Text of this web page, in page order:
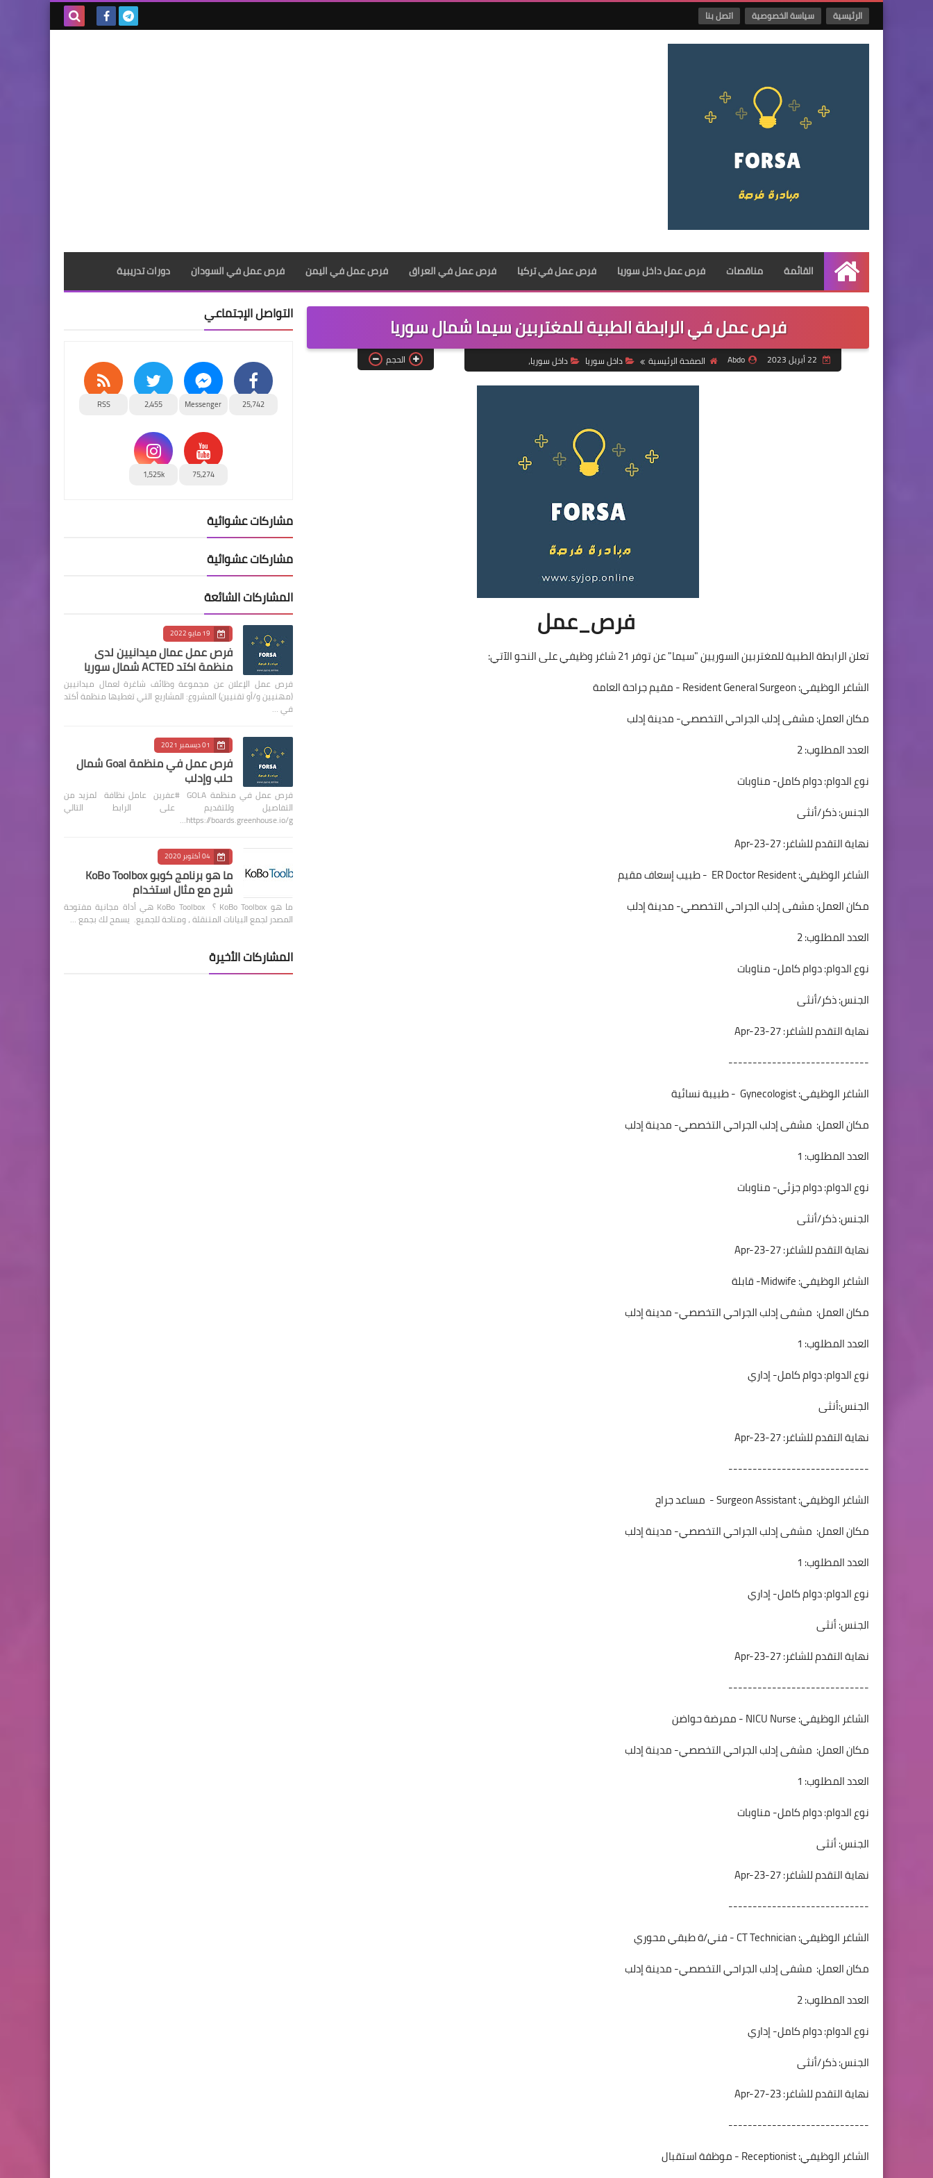
الرئيسية سياسة الخصوصية اتصل بنا
الرئيسية
القائمة مناقصات فرص عمل داخل سوريا فرص عمل في تركيا فرص عمل في العراق فرص عمل في اليمن فرص عمل في السودان دورات تدريبية
فرص عمل في الرابطة الطبية للمغتربين سيما شمال سوريا
Abdo الصفحة الرئيسية داخل سوريا داخل سوريا، الحجم
فرص_عمل
تعلن الرابطة الطبية للمغتربين السوريين "سيما" عن توفر 21 شاغر وظيفي على النحو الآتي:
الشاغر الوظيفي: Resident General Surgeon - مقيم جراحة العامة
مكان العمل: مشفى إدلب الجراحي التخصصي- مدينة إدلب
العدد المطلوب: 2
نوع الدوام: دوام كامل- مناوبات
الجنس: ذكر/أنثى
نهاية التقدم للشاغر: 27-Apr-23
الشاغر الوظيفي: ER Doctor Resident - طبيب إسعاف مقيم
مكان العمل: مشفى إدلب الجراحي التخصصي- مدينة إدلب
العدد المطلوب: 2
نوع الدوام: دوام كامل- مناوبات
الجنس: ذكر/أنثى
نهاية التقدم للشاغر: 27-Apr-23
-----------------------------
الشاغر الوظيفي: Gynecologist - طبيبة نسائية
مكان العمل: مشفى إدلب الجراحي التخصصي- مدينة إدلب
العدد المطلوب: 1
نوع الدوام: دوام جزئي- مناوبات
الجنس: ذكر/أنثى
نهاية التقدم للشاغر: 27-Apr-23
الشاغر الوظيفي: Midwife- قابلة
مكان العمل: مشفى إدلب الجراحي التخصصي- مدينة إدلب
العدد المطلوب: 1
نوع الدوام: دوام كامل- إداري
الجنس:أنثى
نهاية التقدم للشاغر: 27-Apr-23
-----------------------------
الشاغر الوظيفي: Surgeon Assistant - مساعد جراح
مكان العمل: مشفى إدلب الجراحي التخصصي- مدينة إدلب
العدد المطلوب: 1
نوع الدوام: دوام كامل- إداري
الجنس: أنثى
نهاية التقدم للشاغر: 27-Apr-23
-----------------------------
الشاغر الوظيفي: NICU Nurse - ممرضة حواضن
مكان العمل: مشفى إدلب الجراحي التخصصي- مدينة إدلب
العدد المطلوب: 1
نوع الدوام: دوام كامل- مناوبات
الجنس: أنثى
نهاية التقدم للشاغر: 27-Apr-23
-----------------------------
الشاغر الوظيفي: CT Technician - فني/ة طبقي محوري
مكان العمل: مشفى إدلب الجراحي التخصصي- مدينة إدلب
العدد المطلوب: 2
نوع الدوام: دوام كامل- إداري
الجنس: ذكر/أنثى
نهاية التقدم للشاغر: 23-Apr-27
-----------------------------
الشاغر الوظيفي: Receptionist - موظفة استقبال
التواصل الإجتماعي
25,742
Messenger
2,455
RSS
75,274
1,525k
مشاركات عشوائية
مشاركات عشوائية
المشاركات الشائعة
19 مايو 2022
فرص عمل عمال ميدانيين لدى
منظمة اكتد ACTED شمال سوريا
فرص عمل الإعلان عن مجموعة وظائف شاغرة لعمال ميدانيين
(مهنيين و/أو تقنيين) المشروع: المشاريع التي تغطيها منظمة أكتد
في …
01 ديسمبر 2021
فرص عمل في منظمة Goal شمال
حلب وإدلب
فرص عمل في منظمة GOLA #عفرين عامل نظافة لمزيد من
التفاصيل وللتقديم على الرابط التالي
https://boards.greenhouse.io/g…
04 أكتوبر 2020
ما هو برنامج كوبو KoBo Toolbox
شرح مع مثال استخدام
ما هو KoBo Toolbox ؟ KoBo Toolbox هي أداة مجانية مفتوحة
المصدر لجمع البيانات المتنقلة ، ومتاحة للجميع. يسمح لك بجمع …
المشاركات الأخيرة